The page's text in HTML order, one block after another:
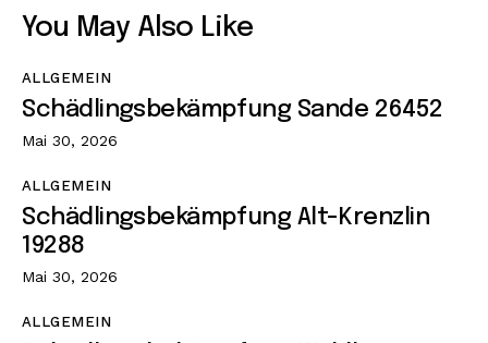
You May Also Like
ALLGEMEIN
Schädlingsbekämpfung Sande 26452
Mai 30, 2026
ALLGEMEIN
Schädlingsbekämpfung Alt-Krenzlin
19288
Mai 30, 2026
ALLGEMEIN